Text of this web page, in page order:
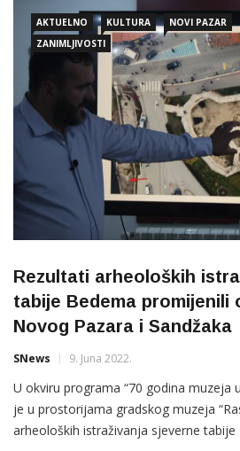
AKTUELNO KULTURA NOVI PAZAR
ZANIMLJIVOSTI
Rezultati arheoloških
tabije Bedema promijenili
Novog Pazara i Sandžaka
SNews 9. Juna 2022.
U okviru programa “70 godina muzeja
je u prostorijama gradskog muzeja
arheoloških istraživanja sjeverne